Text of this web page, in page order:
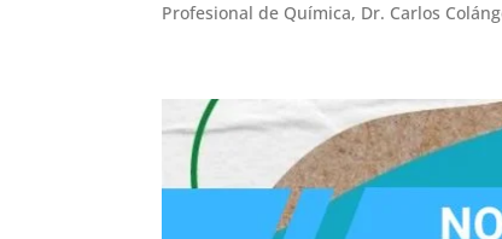
Profesional de Química, Dr. Carlos